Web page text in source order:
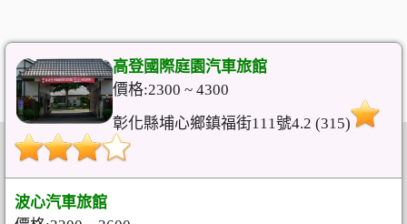
高登國際庭園汽車旅館
價格:2300 ~ 4300
彰化縣埔心鄉鎮福街111號4.2 (315)
波心汽車旅館